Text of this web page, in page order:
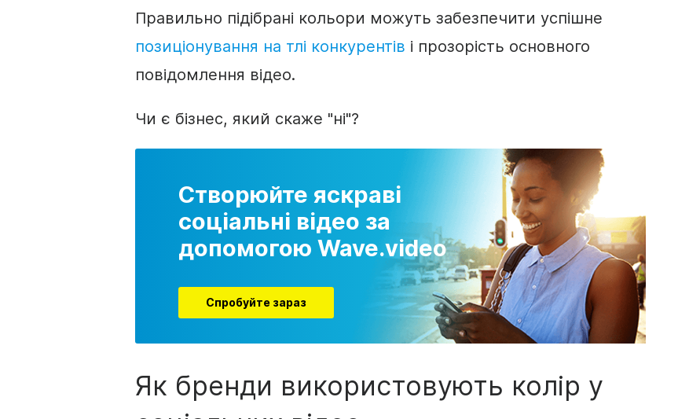
Правильно підібрані кольори можуть забезпечити успішне
позиціонування на тлі конкурентів і прозорість основного
повідомлення відео.
Чи є бізнес, який скаже "ні"?
Створюйте яскраві
соціальні відео за
допомогою Wave.video
Спробуйте зараз
Як бренди використовують колір у